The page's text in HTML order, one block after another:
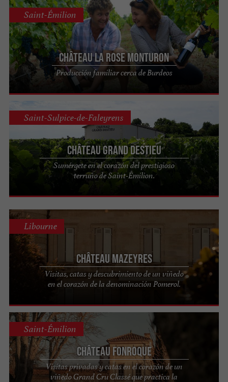
Château La Rose Monturon
Producción familiar cerca de Burdeos
Saint-Émilion
Château Grand Destieu
Sumérgete en el corazón del prestigioso
terruño de Saint-Émilion.
Saint-Sulpice-de-Faleyrens
Château Mazeyres
Visitas, catas y descubrimiento de un viñedo
en el corazón de la denominación Pomerol.
Libourne
Château Fonroque
Visitas privadas y catas en el corazón de un
viñedo Grand Cru Classé que practica la
Saint-Émilion